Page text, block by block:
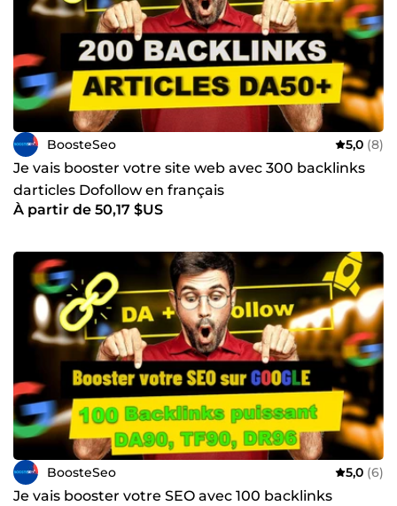
BoosteSeo 5,0 (8)
Je vais booster votre site web avec 300 backlinks
darticles Dofollow en français
À partir de 50,17 $US
BoosteSeo 5,0 (6)
Je vais booster votre SEO avec 100 backlinks